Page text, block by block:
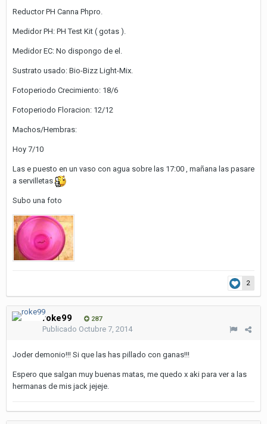
Reductor PH Canna Phpro.
Medidor PH: PH Test Kit ( gotas ).
Medidor EC: No dispongo de el.
Sustrato usado: Bio-Bizz Light-Mix.
Fotoperiodo Crecimiento: 18/6
Fotoperiodo Floracion: 12/12
Machos/Hembras:
Hoy 7/10
Las e puesto en un vaso con agua sobre las 17:00 , mañana las pasare
a servilletas
Subo una foto
2
roke99 287
Publicado Octubre 7, 2014
Joder demonio!!! Si que las has pillado con ganas!!!
Espero que salgan muy buenas matas, me quedo x aki para ver a las
hermanas de mis jack jejeje.